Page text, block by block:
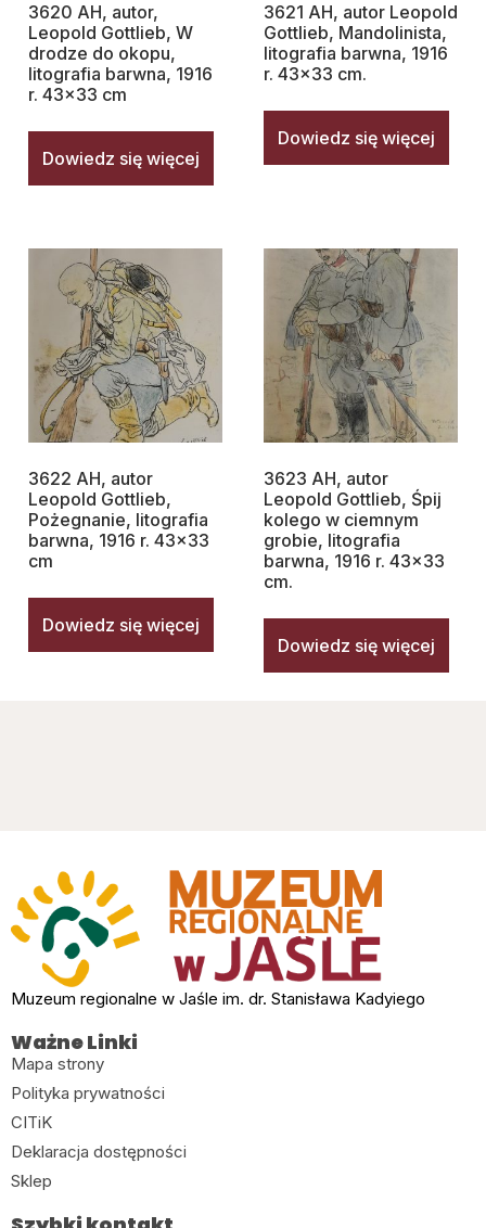
3620 AH, autor,
Leopold Gottlieb, W
drodze do okopu,
litografia barwna, 1916
r. 43×33 cm
Dowiedz się więcej
3621 AH, autor Leopold
Gottlieb, Mandolinista,
litografia barwna, 1916
r. 43×33 cm.
Dowiedz się więcej
3622 AH, autor
Leopold Gottlieb,
Pożegnanie, litografia
barwna, 1916 r. 43×33
cm
Dowiedz się więcej
3623 AH, autor
Leopold Gottlieb, Śpij
kolego w ciemnym
grobie, litografia
barwna, 1916 r. 43×33
cm.
Dowiedz się więcej
Muzeum regionalne w Jaśle im. dr. Stanisława Kadyiego
Ważne Linki
Mapa strony
Polityka prywatności
CITiK
Deklaracja dostępności
Sklep